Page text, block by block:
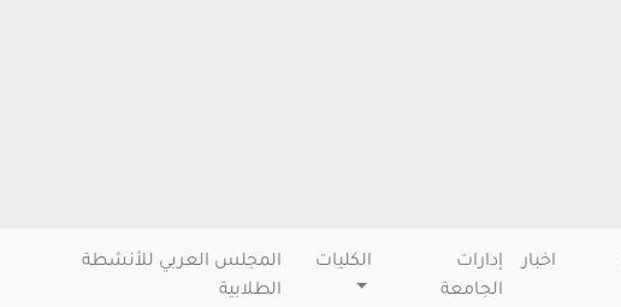
اخبار
إدارات
الجامعة
الكليات
المجلس العربي للأنشطة
الطلابية